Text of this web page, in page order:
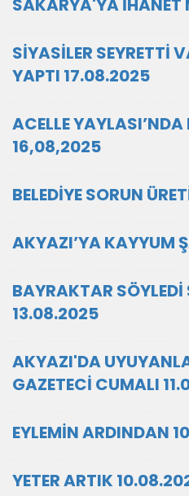
SAKARYA'YA
SİYASİLER SEYRETTİ
YAPTI 17.08.2025
ACELLE YAYLASI’NDA
16,08,2025
BELEDİYE SORUN
AKYAZI’YA KAYYUM
BAYRAKTAR SÖYLEDİ
13.08.2025
AKYAZI'DA
GAZETECİ CUMALI
EYLEMİN ARDINDAN
YETER ARTIK